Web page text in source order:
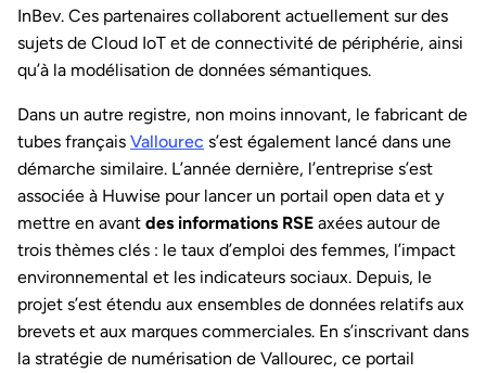
InBev. Ces partenaires collaborent actuellement sur des
sujets de Cloud IoT et de connectivité de périphérie, ainsi
qu’à la modélisation de données sémantiques.
Dans un autre registre, non moins innovant, le fabricant de
tubes français Vallourec s’est également lancé dans une
démarche similaire. L’année dernière, l’entreprise s’est
associée à Huwise pour lancer un portail open data et y
mettre en avant des informations RSE axées autour de
trois thèmes clés : le taux d’emploi des femmes, l’impact
environnemental et les indicateurs sociaux. Depuis, le
projet s’est étendu aux ensembles de données relatifs aux
brevets et aux marques commerciales. En s’inscrivant dans
la stratégie de numérisation de Vallourec, ce portail